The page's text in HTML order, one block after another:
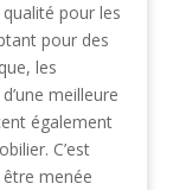
pour les
pour des
les
meilleure
également
C’est
menée